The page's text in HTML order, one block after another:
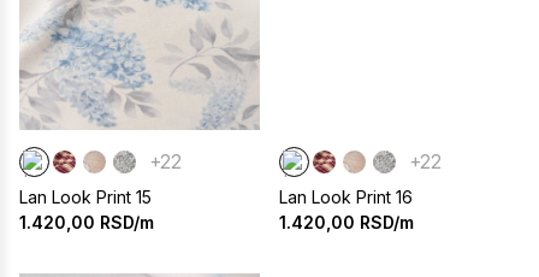
+22
Lan Look Print 15
1.420,00 RSD/m
+22
Lan Look Print 16
1.420,00 RSD/m